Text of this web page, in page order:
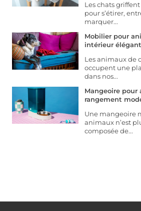
Les chats
pour s’étirer,
marquer...
Mobilier pour
intérieur
Les animaux de
occupent une
dans nos...
Mangeoire pour
rangement
Une mangeoire
animaux n’est
composée de...